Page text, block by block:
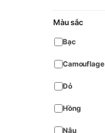
Màu sắc
Bạc
Camouflage
Đỏ
Hồng
Nâu